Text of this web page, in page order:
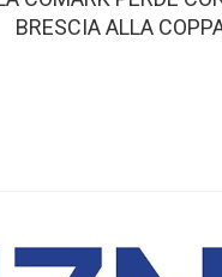
BRESCIA ALLA